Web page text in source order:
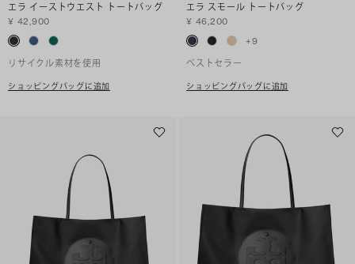
エラ イーストウエスト トートバッグ
¥ 42,900
リサイクル素材を使用
ショッピングバッグに追加
エラ スモール トートバッグ
¥ 46,200
+9
ベストセラー
ショッピングバッグに追加